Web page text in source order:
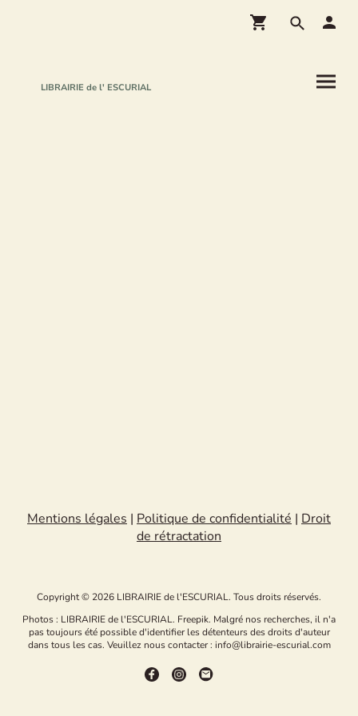
LIBRAIRIE de l' ESCURIAL
Mentions légales | Politique de confidentialité | Droit
de rétractation
Copyright © 2026 LIBRAIRIE de l'ESCURIAL. Tous droits réservés.
Photos : LIBRAIRIE de l'ESCURIAL. Freepik. Malgré nos recherches, il n'a
pas toujours été possible d'identifier les détenteurs des droits d'auteur
dans tous les cas. Veuillez nous contacter : info@librairie-escurial.com